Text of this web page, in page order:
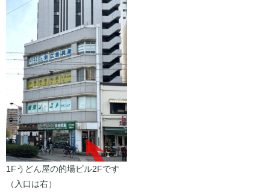
1Fうどん屋の的場ビル2Fです
（入口は右）